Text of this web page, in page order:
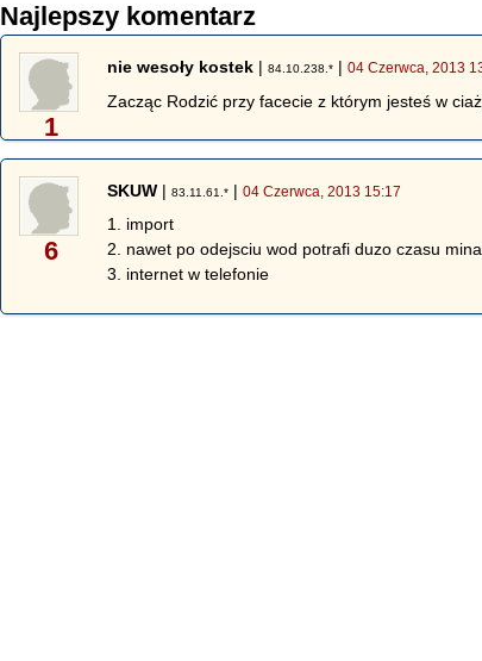
Najlepszy komentarz
1
nie wesoły kostek |84.10.238.* |04 Czerwca, 2013
Zacząc Rodzić przy facecie z którym jesteś w
6
SKUW |83.11.61.* |04 Czerwca, 2013 15:17
1. import
2. nawet po odejsciu wod potrafi duzo czasu
3. internet w telefonie